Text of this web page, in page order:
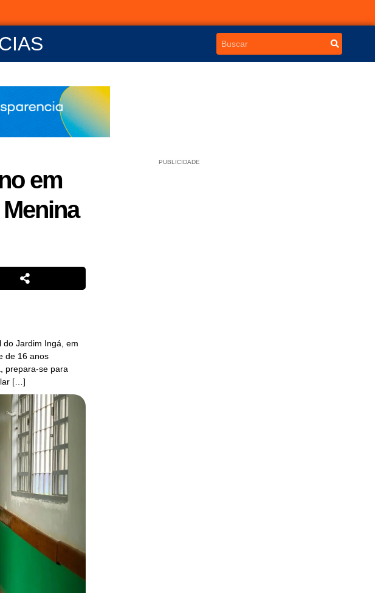
em
do Jardim Ingá, em
de 16 anos
prepara-se para
lar […]
PUBLICIDADE